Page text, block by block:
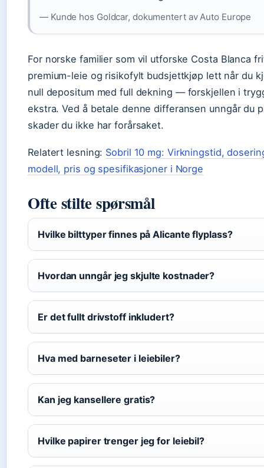
— Kunde hos Goldcar, dokumentert av Auto Europe
For norske familier som vil utforske Costa Blanca
premium-leie og risikofylt budsjettkjøp lett når du
null depositum med full dekning — forskjellen i
ekstra. Ved å betale denne differansen unngår du
skader du ikke har forårsaket.
Relatert lesning: Sobril 10 mg: Virkningstid,
modell, pris og spesifikasjoner i Norge
Ofte stilte spørsmål
Hvilke bilttyper finnes på Alicante flyplass?
Hvordan unngår jeg skjulte kostnader?
Er det fullt drivstoff inkludert?
Hva med barneseter i leiebiler?
Kan jeg kansellere gratis?
Hvilke papirer trenger jeg for leiebil?